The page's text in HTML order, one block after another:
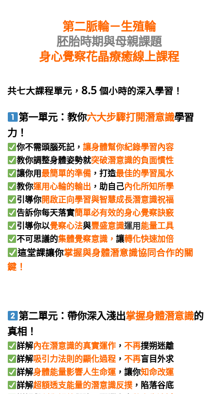
第二脈輪－生殖輪
胚胎時期與母親課題
身心覺察花晶療癒線上課程
共七大課程單元， 8.5個小時的深入學習！
第一單元：教你六大步驟打開潛意識學習
力！
你不需頭腦死記，讓身體幫你紀錄學習內容
教你調整身體姿勢就突破潛意識的負面慣性
讓你用最簡單的準備 ，打造最佳的學習風水
教你運用心輪的輸出 ，助自己內化所知所學
引導你開啟正向學習與智慧成長潛意識祝福
告訴你每天落實簡單必有效的身心覺察訣竅
引導你以覺察心法與豐盛意識運用能量工具
不可思議的集體覺察意識 ，讓轉化快速加倍
這堂課讓你掌握與身體潛意識協同合作的關
鍵！
第二單元：帶你深入淺出掌握身體潛意識的
真相！
詳解內在潛意識的真實運作 ，不再撲朔迷離
詳解吸引力法則的顯化過程 ，不再盲目外求
詳解身體能量影響人生命運 ，讓你知命改運
詳解超額透支能量的潛意識反撲 ，陷落谷底